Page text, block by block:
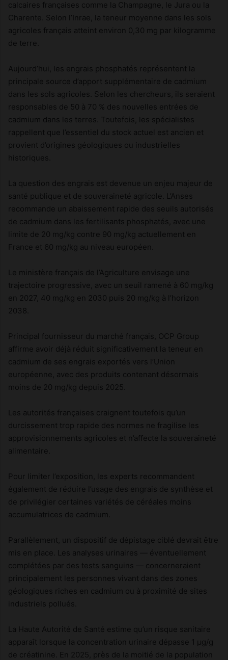
calcaires françaises comme la Champagne, le Jura ou la
Charente. Selon l’Inrae, la teneur moyenne dans les sols
agricoles français atteint environ 0,30 mg par kilogramme
de terre.
Aujourd’hui, les engrais phosphatés représentent la
principale source d’apport supplémentaire de cadmium
dans les sols agricoles. Selon les chercheurs, ils seraient
responsables de 50 à 70 % des nouvelles entrées de
cadmium dans les terres. Toutefois, les spécialistes
rappellent que l’essentiel du stock actuel est ancien et
provient d’origines géologiques ou industrielles
historiques.
La question des engrais est devenue un enjeu majeur de
santé publique et de souveraineté agricole. L’Anses
recommande un abaissement rapide des seuils autorisés
de cadmium dans les fertilisants phosphatés, avec une
limite de 20 mg/kg contre 90 mg/kg actuellement en
France et 60 mg/kg au niveau européen.
Le ministère français de l’Agriculture envisage une
trajectoire progressive, avec un seuil ramené à 60 mg/kg
en 2027, 40 mg/kg en 2030 puis 20 mg/kg à l’horizon
2038.
Principal fournisseur du marché français, OCP Group
affirme avoir déjà réduit significativement la teneur en
cadmium de ses engrais exportés vers l’Union
européenne, avec des produits contenant désormais
moins de 20 mg/kg depuis 2025.
Les autorités françaises craignent toutefois qu’un
durcissement trop rapide des normes ne fragilise les
approvisionnements agricoles et n’affecte la souveraineté
alimentaire.
Pour limiter l’exposition, les experts recommandent
également de réduire l’usage des engrais de synthèse et
de privilégier certaines variétés de céréales moins
accumulatrices de cadmium.
Parallèlement, un dispositif de dépistage ciblé devrait être
mis en place. Les analyses urinaires — éventuellement
complétées par des tests sanguins — concerneraient
principalement les personnes vivant dans des zones
géologiques riches en cadmium ou à proximité de sites
industriels pollués.
La Haute Autorité de Santé estime qu’un risque sanitaire
apparaît lorsque la concentration urinaire dépasse 1 µg/g
de créatinine. En 2025, près de la moitié de la population